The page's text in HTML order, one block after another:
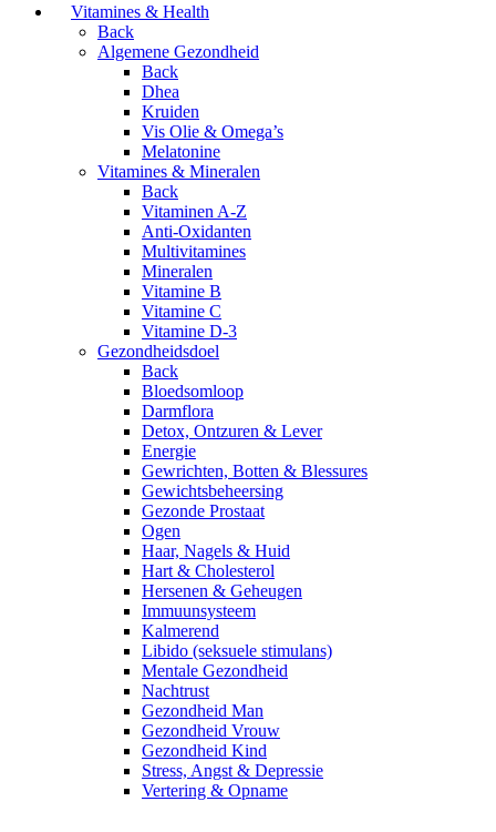
Vitamines & Health
Back
Algemene Gezondheid
Back
Dhea
Kruiden
Vis Olie & Omega’s
Melatonine
Vitamines & Mineralen
Back
Vitaminen A-Z
Anti-Oxidanten
Multivitamines
Mineralen
Vitamine B
Vitamine C
Vitamine D-3
Gezondheidsdoel
Back
Bloedsomloop
Darmflora
Detox, Ontzuren & Lever
Energie
Gewrichten, Botten & Blessures
Gewichtsbeheersing
Gezonde Prostaat
Ogen
Haar, Nagels & Huid
Hart & Cholesterol
Hersenen & Geheugen
Immuunsysteem
Kalmerend
Libido (seksuele stimulans)
Mentale Gezondheid
Nachtrust
Gezondheid Man
Gezondheid Vrouw
Gezondheid Kind
Stress, Angst & Depressie
Vertering & Opname